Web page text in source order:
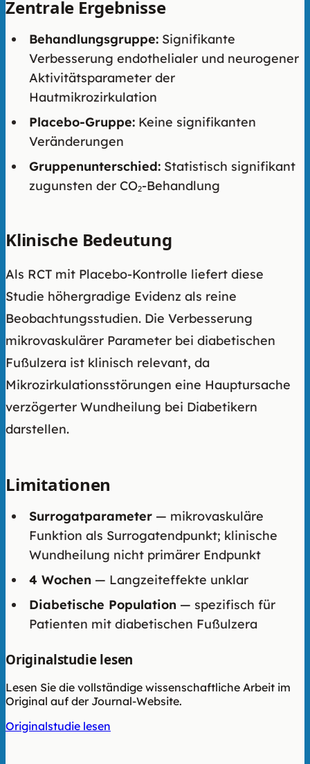
Zentrale Ergebnisse
Behandlungsgruppe: Signifikante
Verbesserung endothelialer und neurogener
Aktivitätsparameter der
Hautmikrozirkulation
Placebo-Gruppe: Keine signifikanten
Veränderungen
Gruppenunterschied: Statistisch signifikant
zugunsten der CO₂-Behandlung
Klinische Bedeutung
Als RCT mit Placebo-Kontrolle liefert diese
Studie höhergradige Evidenz als reine
Beobachtungsstudien. Die Verbesserung
mikrovaskulärer Parameter bei diabetischen
Fußulzera ist klinisch relevant, da
Mikrozirkulationsstörungen eine Hauptursache
verzögerter Wundheilung bei Diabetikern
darstellen.
Limitationen
Surrogatparameter — mikrovaskuläre
Funktion als Surrogatendpunkt; klinische
Wundheilung nicht primärer Endpunkt
4 Wochen — Langzeiteffekte unklar
Diabetische Population — spezifisch für
Patienten mit diabetischen Fußulzera
Originalstudie lesen
Lesen Sie die vollständige wissenschaftliche Arbeit im
Original auf der Journal-Website.
Originalstudie lesen